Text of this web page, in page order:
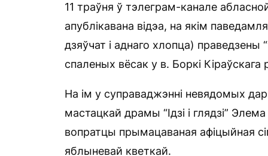
11 траўня ў тэлеграм-канале
апублікавана відэа, на якім
дзяўчат і аднаго хлопца)
спаленых вёсак у в. Боркі Кіраўскага
На ім у суправаджэнні невядомых
мастацкай драмы “Ідзі і глядзі”
вопратцы прымацаваная афіцыйная
яблыневай кветкай.